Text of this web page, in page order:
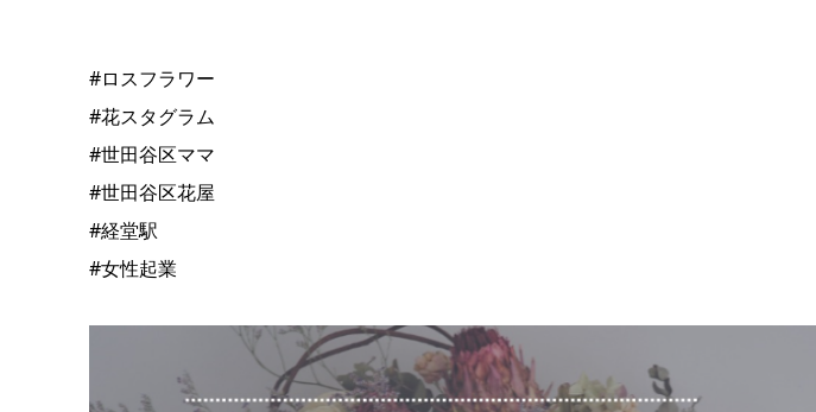
#ロスフラワー
#花スタグラム
#世田谷区ママ
#世田谷区花屋
#経堂駅
#女性起業